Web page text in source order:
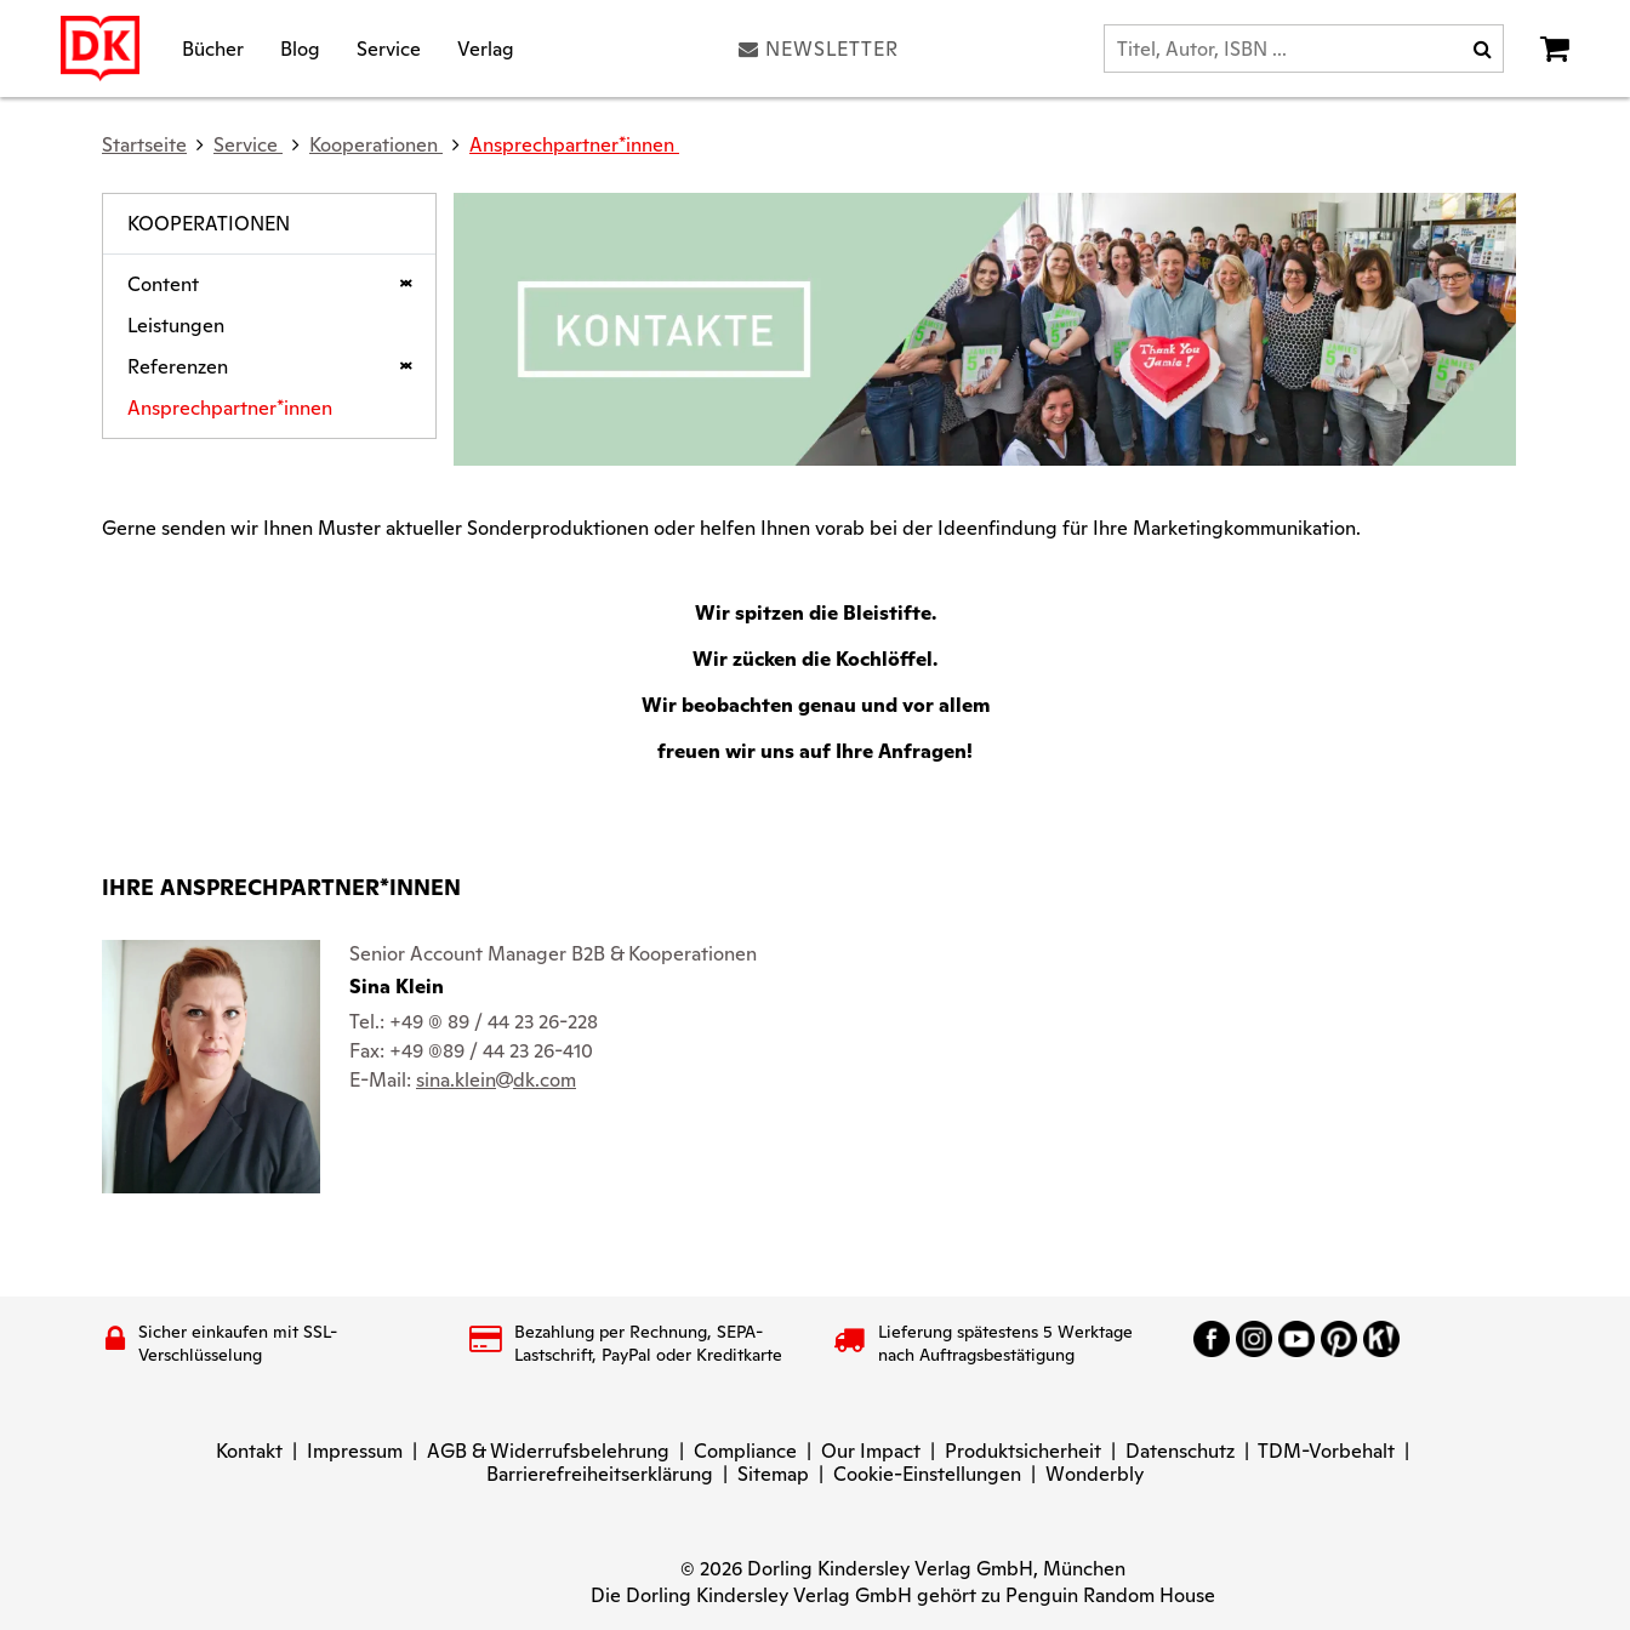
Bücher Blog Service Verlag NEWSLETTER
Startseite Service Kooperationen Ansprechpartner*innen
KOOPERATIONEN
Content
Leistungen
Referenzen
Ansprechpartner*innen
Gerne senden wir Ihnen Muster aktueller Sonderproduktionen oder helfen Ihnen vorab bei der Ideenfindung für Ihre Marketingkommunikation.
Wir spitzen die Bleistifte.
Wir zücken die Kochlöffel.
Wir beobachten genau und vor allem
freuen wir uns auf Ihre Anfragen!
IHRE ANSPRECHPARTNER*INNEN
Senior Account Manager B2B & Kooperationen
Sina Klein
Tel.: +49 (0) 89 / 44 23 26-228
Fax: +49 (0)89 / 44 23 26-410
E-Mail: sina.klein dk.com
Sicher einkaufen mit SSL-
Verschlüsselung
Bezahlung per Rechnung, SEPA-
Lastschrift, PayPal oder Kreditkarte
Lieferung spätestens 5 Werktage
nach Auftragsbestätigung
Kontakt | Impressum | AGB & Widerrufsbelehrung | Compliance | Our Impact | Produktsicherheit | Datenschutz | TDM-Vorbehalt |
Barrierefreiheitserklärung | Sitemap | Cookie-Einstellungen | Wonderbly
© 2026 Dorling Kindersley Verlag GmbH, München
Die Dorling Kindersley Verlag GmbH gehört zu Penguin Random House